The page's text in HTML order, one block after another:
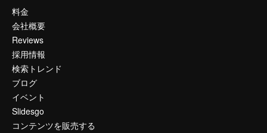
料金
会社概要
Reviews
採用情報
検索トレンド
ブログ
イベント
Slidesgo
コンテンツを販売する